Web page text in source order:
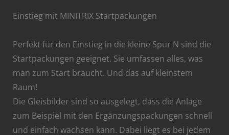
Einstieg mit MINITRIX Startpackungen
Perfekt für den Einstieg in die kleine Spur N sind die
Startpackungen geeignet. Sie umfassen alles, was
man zum Start braucht. Und das auf kleinstem
Raum!
Die Gleisbilder sind so ausgelegt, dass die Anlage
zum Beispiel mit den Ergänzungspackungen schnell
und einfach wachsen kann. Dabei liegt es bei jedem